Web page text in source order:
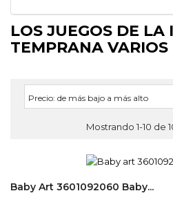
LOS JUEGOS DE LA
TEMPRANA VARIOS
Precio: de más bajo a más alto
Mostrando 1-10 de
Baby Art 3601092060 Baby...